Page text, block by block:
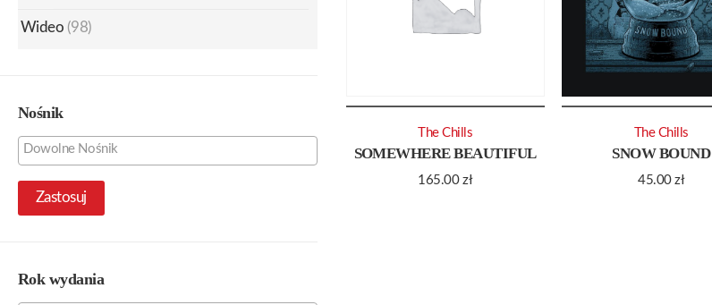
SOMEWHERE BEAUTIFUL
165.00zł
The Chills
SNOW BOUND
45.00zł
The Chills
Wideo (98)
Nośnik
Zastosuj
Rok wydania